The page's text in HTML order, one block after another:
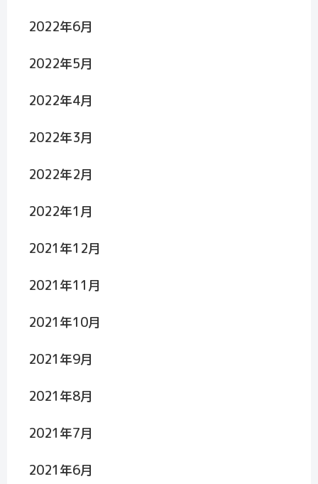
2022年6月
2022年5月
2022年4月
2022年3月
2022年2月
2022年1月
2021年12月
2021年11月
2021年10月
2021年9月
2021年8月
2021年7月
2021年6月